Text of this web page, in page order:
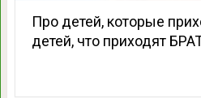
Про детей, которые
детей, что приходят